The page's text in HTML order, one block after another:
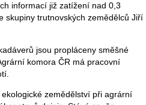
informací již zatížení nad 0,3
skupiny trutnovských zemědělců Jiří
jsou propláceny směšné
komora ČR má pracovní
zemědělství při agrární